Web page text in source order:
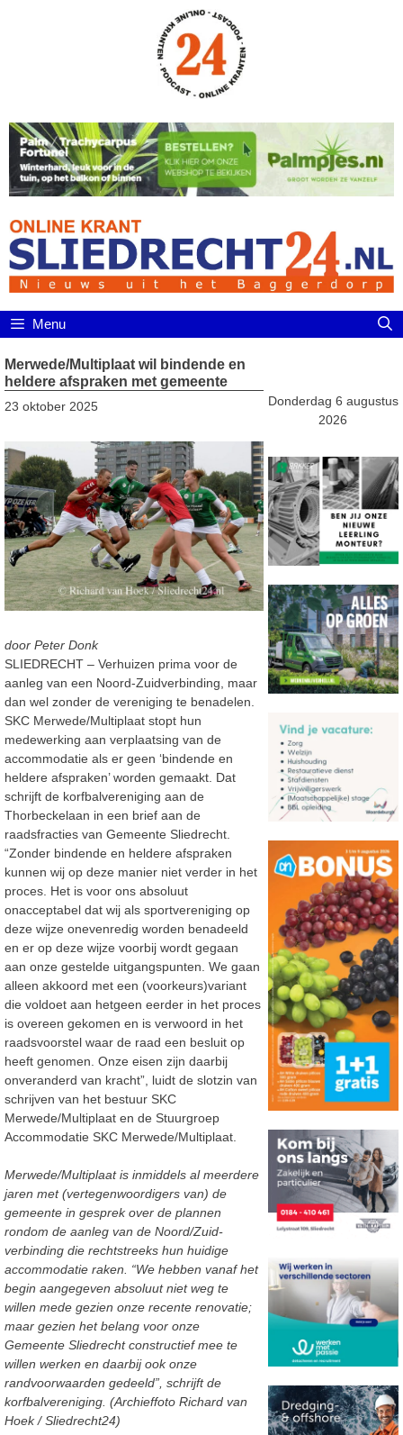
Menu
Merwede/Multiplaat wil bindende en
heldere afspraken met gemeente
23 oktober 2025
door Peter Donk
SLIEDRECHT – Verhuizen prima voor de
aanleg van een Noord-Zuidverbinding, maar
dan wel zonder de vereniging te benadelen.
SKC Merwede/Multiplaat stopt hun
medewerking aan verplaatsing van de
accommodatie als er geen ‘bindende en
heldere afspraken’ worden gemaakt. Dat
schrijft de korfbalvereniging aan de
Thorbeckelaan in een brief aan de
raadsfracties van Gemeente Sliedrecht.
“Zonder bindende en heldere afspraken
kunnen wij op deze manier niet verder in het
proces. Het is voor ons absoluut
onacceptabel dat wij als sportvereniging op
deze wijze onevenredig worden benadeeld
en er op deze wijze voorbij wordt gegaan
aan onze gestelde uitgangspunten. We gaan
alleen akkoord met een (voorkeurs)variant
die voldoet aan hetgeen eerder in het proces
is overeen gekomen en is verwoord in het
raadsvoorstel waar de raad een besluit op
heeft genomen. Onze eisen zijn daarbij
onveranderd van kracht”, luidt de slotzin van
schrijven van het bestuur SKC
Merwede/Multiplaat en de Stuurgroep
Accommodatie SKC Merwede/Multiplaat.
Merwede/Multiplaat is inmiddels al meerdere
jaren met (vertegenwoordigers van) de
gemeente in gesprek over de plannen
rondom de aanleg van de Noord/Zuid-
verbinding die rechtstreeks hun huidige
accommodatie raken. “We hebben vanaf het
begin aangegeven absoluut niet weg te
willen mede gezien onze recente renovatie;
maar gezien het belang voor onze
Gemeente Sliedrecht constructief mee te
willen werken en daarbij ook onze
randvoorwaarden gedeeld”, schrijft de
korfbalvereniging. (Archieffoto Richard van
Hoek / Sliedrecht24)
Donderdag 6 augustus
2026